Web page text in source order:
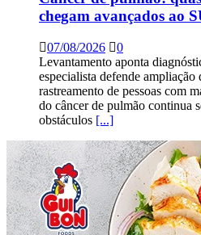
chegam avançados ao
07/08/2026
0
Levantamento aponta
especialista defende ampliação
rastreamento de pessoas com
do câncer de pulmão continua
obstáculos [...]